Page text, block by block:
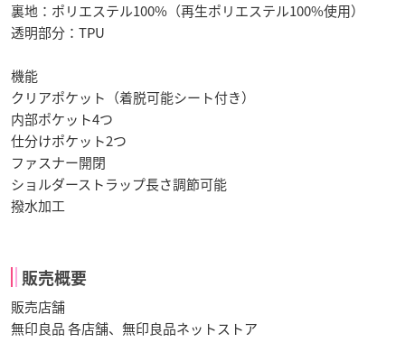
裏地：ポリエステル100%（再生ポリエステル100%使用）
透明部分：TPU
機能
クリアポケット（着脱可能シート付き）
内部ポケット4つ
仕分けポケット2つ
ファスナー開閉
ショルダーストラップ長さ調節可能
撥水加工
販売概要
販売店舗
無印良品 各店舗、無印良品ネットストア